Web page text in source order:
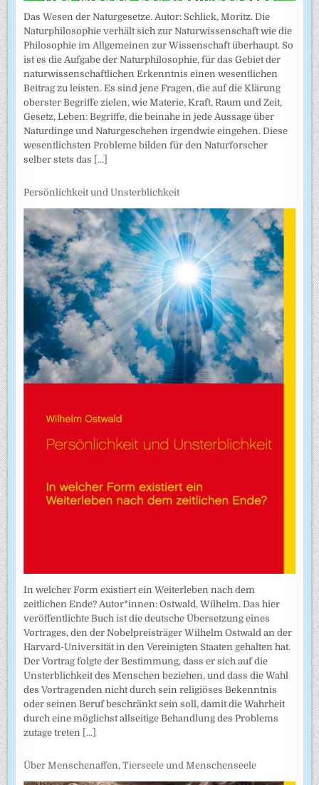
Das Wesen der Naturgesetze. Autor: Schlick, Moritz. Die
Naturphilosophie verhält sich zur Naturwissenschaft wie die
Philosophie im Allgemeinen zur Wissenschaft überhaupt. So
ist es die Aufgabe der Naturphilosophie, für das Gebiet der
naturwissenschaftlichen Erkenntnis einen wesentlichen
Beitrag zu leisten. Es sind jene Fragen, die auf die Klärung
oberster Begriffe zielen, wie Materie, Kraft, Raum und Zeit,
Gesetz, Leben: Begriffe, die beinahe in jede Aussage über
Naturdinge und Naturgeschehen irgendwie eingehen. Diese
wesentlichsten Probleme bilden für den Naturforscher
selber stets das [...]
Persönlichkeit und Unsterblichkeit
In welcher Form existiert ein Weiterleben nach dem
zeitlichen Ende? Autor*innen: Ostwald, Wilhelm. Das hier
veröffentlichte Buch ist die deutsche Übersetzung eines
Vortrages, den der Nobelpreisträger Wilhelm Ostwald an der
Harvard-Universität in den Vereinigten Staaten gehalten hat.
Der Vortrag folgte der Bestimmung, dass er sich auf die
Unsterblichkeit des Menschen beziehen, und dass die Wahl
des Vortragenden nicht durch sein religiöses Bekenntnis
oder seinen Beruf beschränkt sein soll, damit die Wahrheit
durch eine möglichst allseitige Behandlung des Problems
zutage treten [...]
Über Menschenaffen, Tierseele und Menschenseele